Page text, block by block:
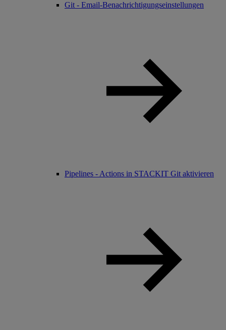
Git - Email-Benachrichtigungseinstellungen
Pipelines - Actions in STACKIT Git aktivieren